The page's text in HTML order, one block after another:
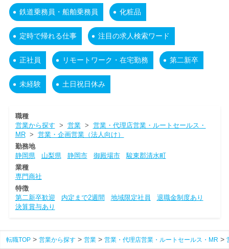
鉄道乗務員・船舶乗務員 化粧品
定時で帰れる仕事 注目の求人検索ワード
正社員 リモートワーク・在宅勤務 第二新卒
未経験 土日祝日休み
職種
営業から探す > 営業> 営業・代理店営業・ルートセールス・
MR> 営業・企画営業（法人向け）
勤務地
静岡県
山梨県 静岡市 御殿場市
駿東郡清水町
業種
専門商社
特徴
第二新卒歓迎
内定まで2週間 地域限定社員
退職金制度あり
決算賞与あり
転職TOP 営業から探す 営業 営業・代理店営業・ルートセールス・MR